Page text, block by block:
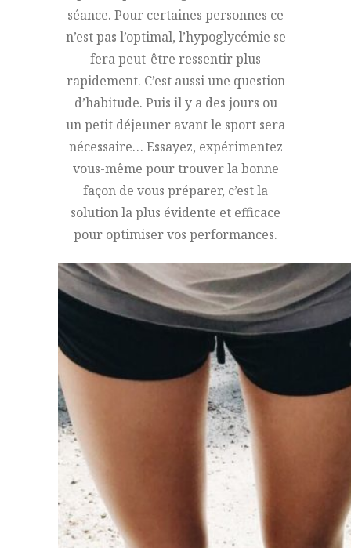
séance. Pour certaines personnes ce
n’est pas l’optimal, l’hypoglycémie se
fera peut-être ressentir plus
rapidement. C’est aussi une question
d’habitude. Puis il y a des jours ou
un petit déjeuner avant le sport sera
nécessaire… Essayez, expérimentez
vous-même pour trouver la bonne
façon de vous préparer, c’est la
solution la plus évidente et efficace
pour optimiser vos performances.